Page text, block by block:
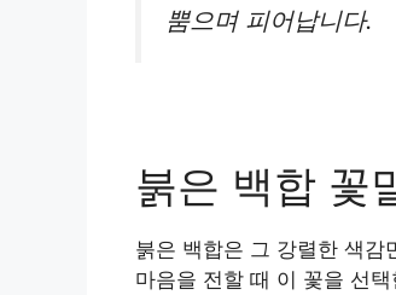
뿜으며 피어납니다.
붉은 백합 꽃
붉은 백합은 그 강렬한 색감
마음을 전할 때 이 꽃을 선